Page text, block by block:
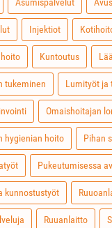
Injektiot
Kuntoutus
tukeminen Lumityöt ja
Omaishoitajan
hygienian hoito Pihan
Pukeutumisessa
kunnostustyöt
Ruuanlaitto